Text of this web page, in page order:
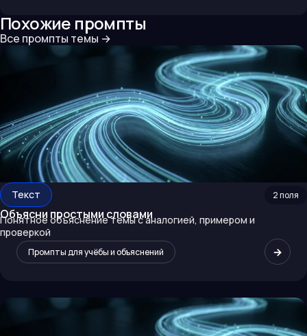
Похожие промпты
Все промпты темы →
Текст 2поля
Объясни простыми словами
Понятное объяснение темы с аналогией, примером и
проверкой
Промпты для учёбы и объяснений →